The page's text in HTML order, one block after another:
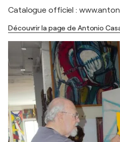
Catalogue officiel :
Découvrir la page de Antonio